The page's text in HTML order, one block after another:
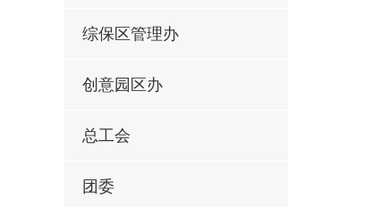
综保区管理办
创意园区办
总工会
团委